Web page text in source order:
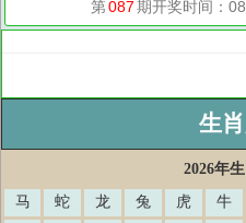
生
2026年
马
蛇 龙 兔 虎 牛